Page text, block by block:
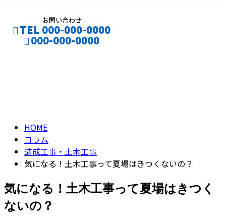
お問い合わせ
TEL 000-000-0000
000-000-0000
HOME
コラム
造成工事・土木工事
気になる！土木工事って夏場はきつくないの？
気になる！土木工事って夏場はきつく
ないの？